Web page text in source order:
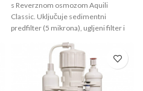
s Reverznom osmozom Aquili
Classic. Uključuje sedimentni
predfilter (5 mikrona), ugljeni filter i
uklanjanje soli, pesticida i bakterija.
Idealno za čistu vodu!
Savršeno za akvarijume – Reverzna
osmoza Aquili Classicuklanja 98-99%